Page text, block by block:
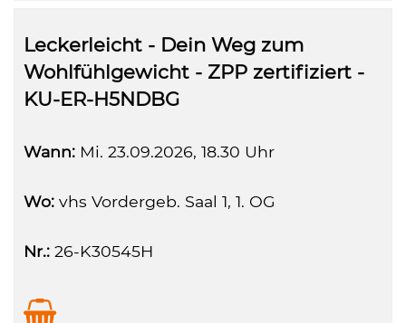
Leckerleicht - Dein Weg zum
Wohlfühlgewicht - ZPP zertifiziert -
KU-ER-H5NDBG
Wann: Mi. 23.09.2026, 18.30 Uhr
Wo: vhs Vordergeb. Saal 1, 1. OG
Nr.: 26-K30545H